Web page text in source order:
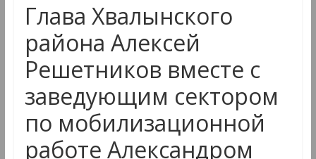
Глава Хвалынского
района Алексей
Решетников вместе с
заведующим сектором
по мобилизационной
работе Александром